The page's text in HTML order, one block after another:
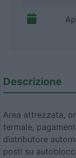
Descrizione
Area attrezzata,
termale,
distributore
posti su